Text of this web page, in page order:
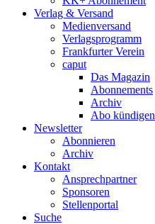
Verlag & Versand
Medienversand
Verlagsprogramm
Frankfurter Verein
caput
Das Magazin
Abonnements
Archiv
Abo kündigen
Newsletter
Abonnieren
Archiv
Kontakt
Ansprechpartner
Sponsoren
Stellenportal
Suche